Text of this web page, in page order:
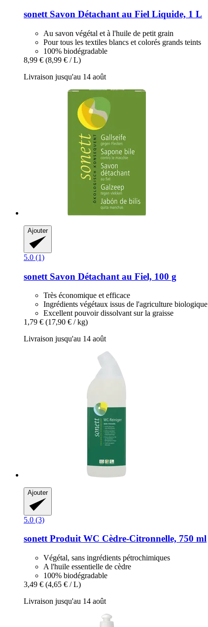
sonettSavon Détachant au Fiel Liquide, 1 L
Au savon végétal et à l'huile de petit grain
Pour tous les textiles blancs et colorés grands teints
100% biodégradable
8,99 € (8,99 € / L)
Livraison jusqu'au 14 août
Ajouter
5.0 (1)
sonett Savon Détachant au Fiel, 100 g
Très économique et efficace
Ingrédients végétaux issus de l'agriculture biologique
Excellent pouvoir dissolvant sur la graisse
1,79 € (17,90 € / kg)
Livraison jusqu'au 14 août
Ajouter
5.0 (3)
sonettProduit WC Cèdre-​Citronnelle, 750 ml
Végétal, sans ingrédients pétrochimiques
A l'huile essentielle de cèdre
100% biodégradable
3,49 € (4,65 € / L)
Livraison jusqu'au 14 août